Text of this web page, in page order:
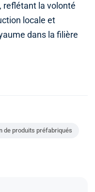
reflétant la volonté
locale et
dans la filière
de produits préfabriqués